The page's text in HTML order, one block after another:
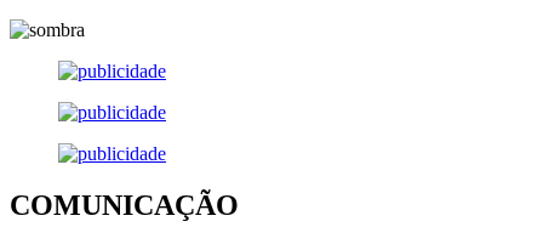
COMUNICAÇÃO